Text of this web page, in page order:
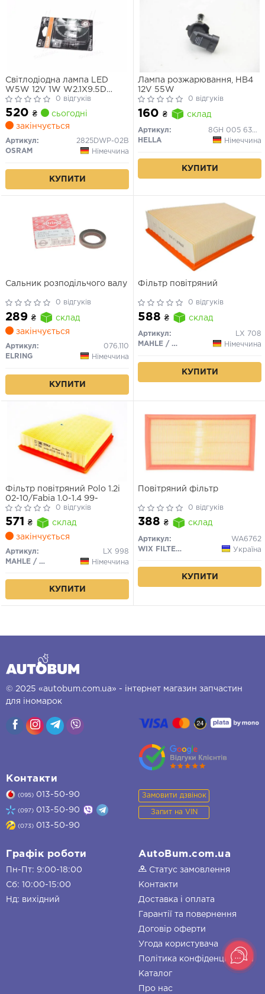
Світлодіодна лампа LED
W5W 12V 1W W2.1X9.5D
LEDriving SL (blister 2шт)
(вир-во OSRAM)
0 відгуків
520 ₴
сьогодні
закінчується
Артикул:
2825DWP-02B
OSRAM
Німеччина
КУПИТИ
Лампа розжарювання, HB4
12V 55W
0 відгуків
160 ₴ склад
Артикул:
8GH 005 636-121
HELLA
Німеччина
КУПИТИ
Сальник розподільчого валу
0 відгуків
289 ₴
склад
закінчується
Артикул:
076.110
ELRING
Німеччина
КУПИТИ
Фільтр повітряний
0 відгуків
588 ₴ склад
Артикул:
LX 708
MAHLE / KNECHT
Німеччина
КУПИТИ
Фільтр повітряний Polo 1.2i
02-10/Fabia 1.0-1.4 99-
0 відгуків
571 ₴
склад
закінчується
Артикул:
LX 998
MAHLE / KNECHT
Німеччина
КУПИТИ
Повітряний фільтр
0 відгуків
388 ₴ склад
Артикул:
WA6762
WIX FILTERS
Україна
КУПИТИ
© 2025 «autobum.com.ua» - інтернет магазин запчастин
для іномарок
Контакти
(095) 013-50-90
(097) 013-50-90
(073) 013-50-90
Замовити дзвінок
Запит на VIN
Графік роботи
Пн-Пт: 9:00-18:00
Сб: 10:00-15:00
Нд: вихідний
AutoBum.com.ua
Статус замовлення
Контакти
Доставка і оплата
Гарантії та повернення
Договір оферти
Угода користувача
Політика конфіденційності
Каталог
Про нас